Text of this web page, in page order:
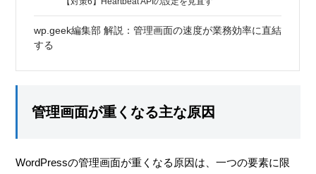
wp.geek編集部 解説：管理画面の速度が業務効率に直結
する
管理画面が重くなる主な原因
WordPressの管理画面が重くなる原因は、一つの要素に限